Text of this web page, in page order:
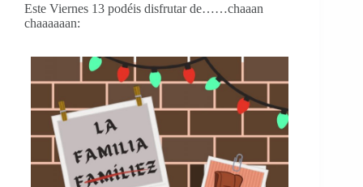
Este Viernes 13 podéis disfrutar de……chaaan
chaaaaaan: